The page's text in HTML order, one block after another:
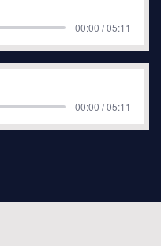
00:00 / 05:11
00:00 / 05:11